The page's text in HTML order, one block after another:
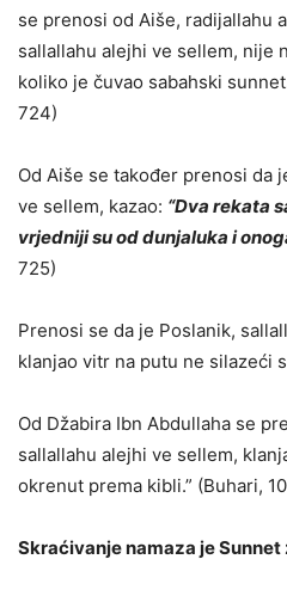
se prenosi od Aiše, radijallahu
sallallahu alejhi ve sellem, nije
koliko je čuvao sabahski
724)
Od Aiše se također prenosi da
ve sellem, kazao: “Dva rekata
vrjedniji su od dunjaluka i
725)
Prenosi se da je Poslanik,
klanjao vitr na putu ne silazeći
Od Džabira Ibn Abdullaha se
sallallahu alejhi ve sellem,
okrenut prema kibli.” (Buhari,
Skraćivanje namaza je